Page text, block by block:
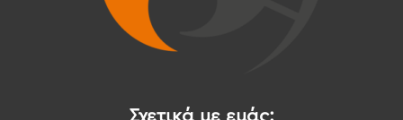
Σχετικά με εμάς: